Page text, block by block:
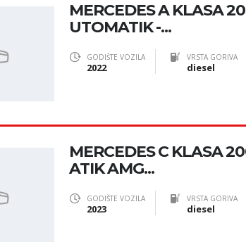
MERCEDES A KLASA
UTOMATIK -...
GODIŠTE VOZILA
2022
VRSTA GORIVA
diesel
MERCEDES C KLASA
ATIK AMG...
GODIŠTE VOZILA
2023
VRSTA GORIVA
diesel